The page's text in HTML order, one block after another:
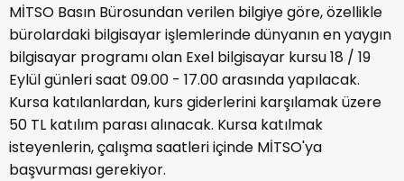
MİTSO Basın Bürosundan verilen bilgiye göre, özellikle
bürolardaki bilgisayar işlemlerinde dünyanın en yaygın
bilgisayar programı olan Exel bilgisayar kursu 18 / 19
Eylül günleri saat 09.00 - 17.00 arasında yapılacak.
Kursa katılanlardan, kurs giderlerini karşılamak üzere
50 TL katılım parası alınacak. Kursa katılmak
isteyenlerin, çalışma saatleri içinde MİTSO'ya
başvurması gerekiyor.